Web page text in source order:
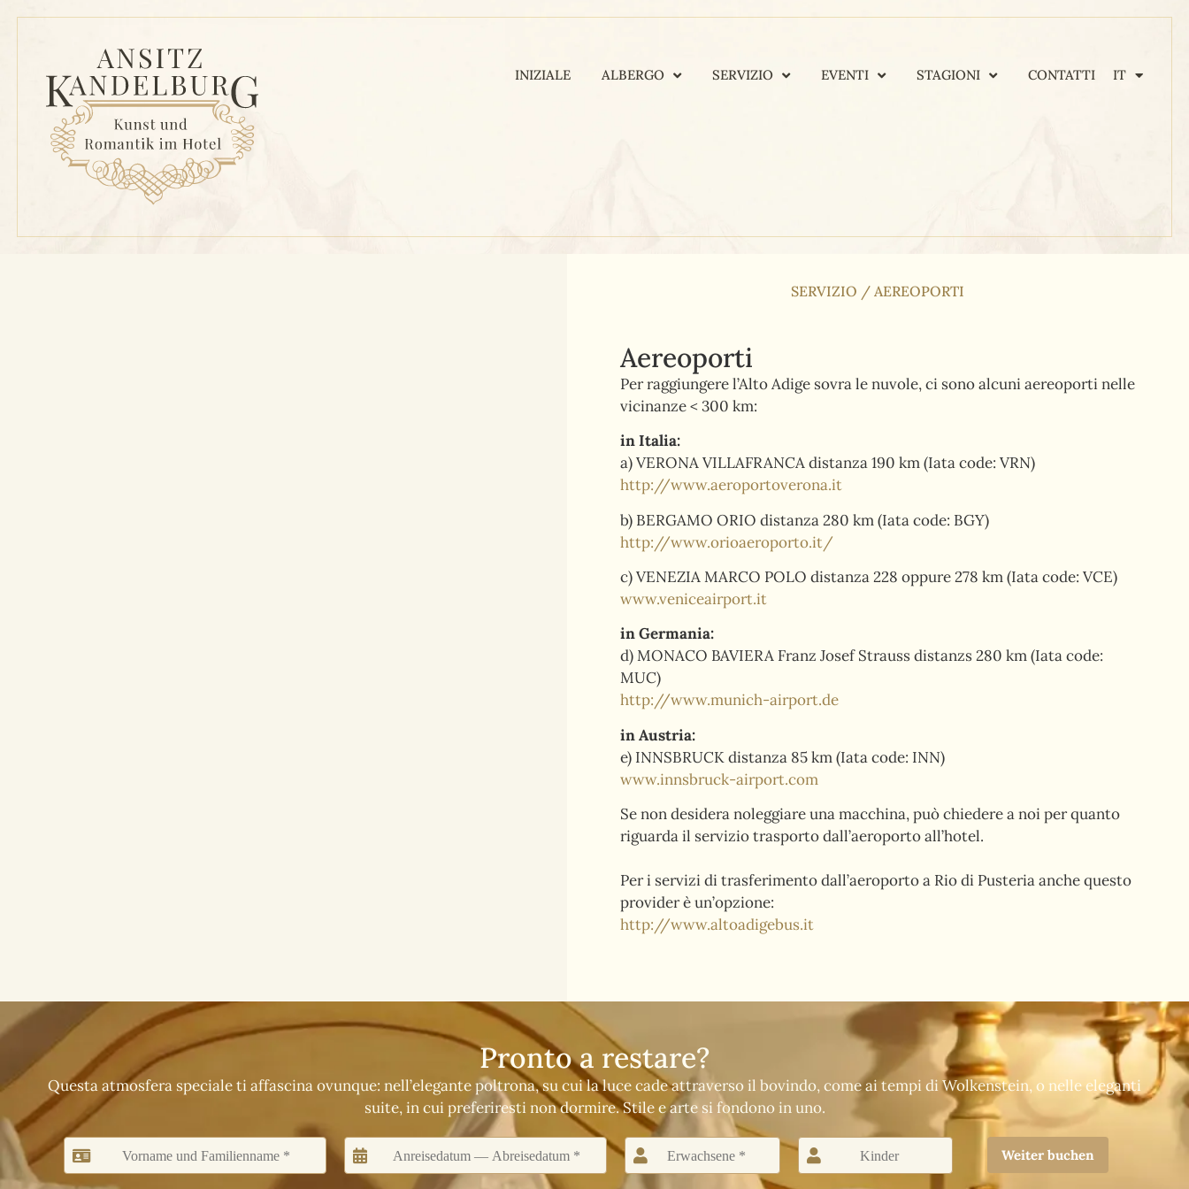
INIZIALE ALBERGO SERVIZIO EVENTI STAGIONI CONTATTI IT
SERVIZIO /AEREOPORTI
Aereoporti
Per raggiungere l’Alto Adige sovra le nuvole, ci sono alcuni aereoporti nelle
vicinanze < 300 km:
in Italia:
a) VERONA VILLAFRANCA distanza 190 km (Iata code: VRN)
http://www.aeroportoverona.it
b) BERGAMO ORIO distanza 280 km (Iata code: BGY)
http://www.orioaeroporto.it/
c) VENEZIA MARCO POLO distanza 228 oppure 278 km (Iata code: VCE)
www.veniceairport.it
in Germania:
d) MONACO BAVIERA Franz Josef Strauss distanzs 280 km (Iata code:
MUC)
http://www.munich-airport.de
in Austria:
e) INNSBRUCK distanza 85 km (Iata code: INN)
www.innsbruck-airport.com
Se non desidera noleggiare una macchina, può chiedere a noi per quanto
riguarda il servizio trasporto dall’aeroporto all’hotel.
Per i servizi di trasferimento dall’aeroporto a Rio di Pusteria anche questo
provider è un’opzione:
http://www.altoadigebus.it
Pronto a restare?
Questa atmosfera speciale ti affascina ovunque: nell’elegante poltrona, su cui la luce cade attraverso il bovindo, come ai tempi di Wolkenstein, o nelle eleganti
suite, in cui preferiresti non dormire. Stile e arte si fondono in uno.
Weiter buchen